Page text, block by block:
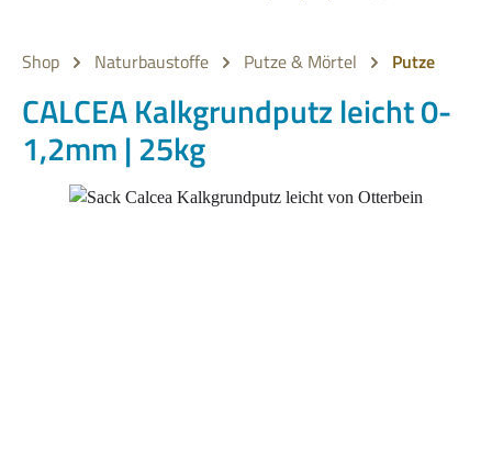
Shop Naturbaustoffe Putze & Mörtel Putze
CALCEA Kalkgrundputz leicht 0-
1,2mm | 25kg
Bildergalerie überspringen